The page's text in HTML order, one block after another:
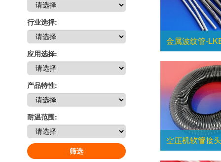
行业选择:
应用选择:
产品特性:
耐温范围:
筛选
金属波纹管-
空压机软管接